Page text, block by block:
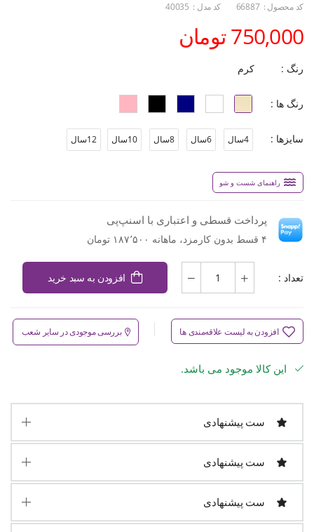
کد محصول : 66887 کد مدل : 40035
750,000 تومان
رنگ : کرم
رنگ ها :
سایزها : 4سال 6سال 8سال 10سال 12سال
راهنمای شست و شو
پرداخت قسطی و اعتباری با اسنپ‌پی
۴ قسط بدون کارمزد، ماهانه ۱۸۷٬۵۰۰ تومان
تعداد : افزودن به سبد خرید
افزودن به لیست علاقه‌مندی ها بررسی موجودی در سایر شعب
این کالا موجود می باشد.
ست پیشنهادی
ست پیشنهادی
ست پیشنهادی